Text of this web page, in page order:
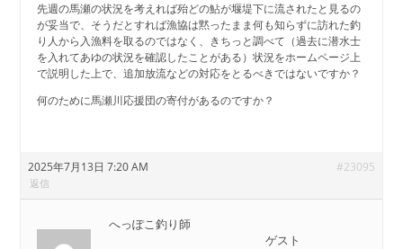
先週の馬瀬の状況を考えれば殆どの鮎が堰堤下に流されたと見るの
が妥当で、そうだとすれば漁協は黙ったまま何も知らずに訪れた釣
り人から入漁料を取るのではなく、きちっと調べて（過去に潜水士
を入れてあゆの状況を確認したことがある）状況をホームページ上
で説明した上で、追加放流などの対応をとるべきではないですか？
何のために馬瀬川応援団の寄付があるのですか？
2025年7月13日 7:20 AM #23095
返信
へっぽこ釣り師
ゲスト